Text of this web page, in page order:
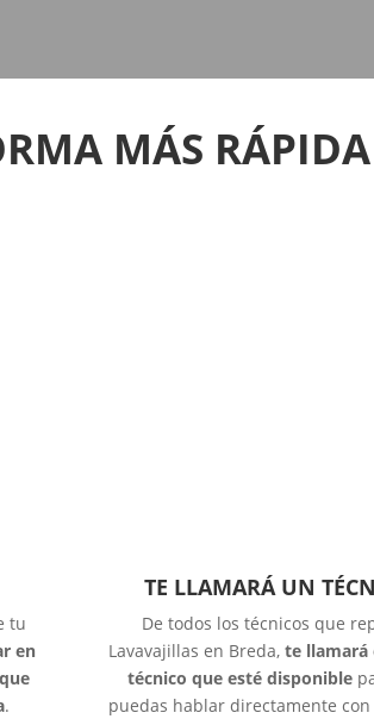
MÁS
tu
en
.
TE LLAMARÁ UN
De todos los técnicos que
Lavavajillas en Breda,te llamará
técnico que esté disponible
puedas hablar directamente con